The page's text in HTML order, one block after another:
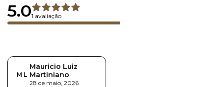
5.01 avaliação
M L
Mauricio Luiz
Martiniano
28 de maio, 2026